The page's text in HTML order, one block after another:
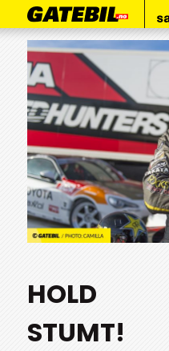
HOLD
STUMT!